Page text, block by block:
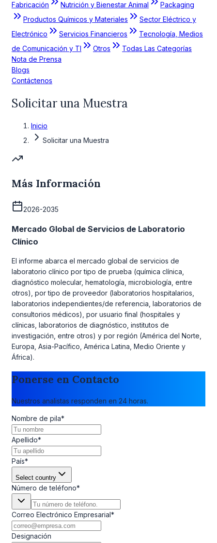
Fabricación
Nutrición y Bienestar Animal
Packaging
Productos Químicos y Materiales
Sector Eléctrico y
Electrónico
Servicios Financieros
Tecnología, Medios
de Comunicación y TI
Otros
Todas Las Categorías
Nota de Prensa
Blogs
Contáctenos
Solicitar una Muestra
Inicio
Solicitar una Muestra
Más Información
2026-2035
Mercado Global de Servicios de Laboratorio
Clínico
El informe abarca el mercado global de servicios de
laboratorio clínico por tipo de prueba (química clínica,
diagnóstico molecular, hematología, microbiología, entre
otros), por tipo de proveedor (laboratorios hospitalarios,
laboratorios independientes/de referencia, laboratorios de
consultorios médicos), por usuario final (hospitales y
clínicas, laboratorios de diagnóstico, institutos de
investigación, entre otros) y por región (América del Norte,
Europa, Asia-Pacífico, América Latina, Medio Oriente y
África).
Ponerse en Contacto
Nuestros analistas responden en 24 horas.
Nombre de pila*
Apellido*
País*
Select country
Número de teléfono*
Correo Electrónico Empresarial*
Designación